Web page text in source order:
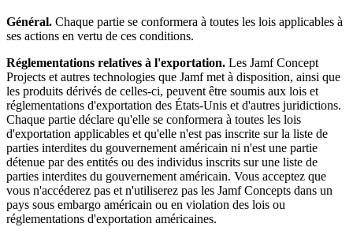
Général. Chaque partie se conformera à toutes les lois applicables à
ses actions en vertu de ces conditions.
Réglementations relatives à l'exportation. Les Jamf Concept
Projects et autres technologies que Jamf met à disposition, ainsi que
les produits dérivés de celles-ci, peuvent être soumis aux lois et
réglementations d'exportation des États-Unis et d'autres juridictions.
Chaque partie déclare qu'elle se conformera à toutes les lois
d'exportation applicables et qu'elle n'est pas inscrite sur la liste de
parties interdites du gouvernement américain ni n'est une partie
détenue par des entités ou des individus inscrits sur une liste de
parties interdites du gouvernement américain. Vous acceptez que
vous n'accéderez pas et n'utiliserez pas les Jamf Concepts dans un
pays sous embargo américain ou en violation des lois ou
réglementations d'exportation américaines.